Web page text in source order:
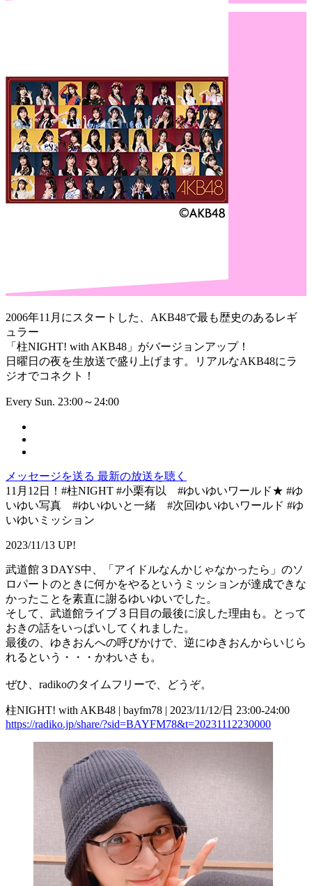
2006年11月にスタートした、AKB48で最も歴史のあるレギ
ュラー
「柱NIGHT! with AKB48」がバージョンアップ！
日曜日の夜を生放送で盛り上げます。リアルなAKB48にラ
ジオでコネクト！
Every Sun. 23:00～24:00
メッセージを送る 最新の放送を聴く
11月12日！#柱NIGHT #小栗有以 #ゆいゆいワールド★ #ゆ
いゆい写真 #ゆいゆいと一緒 #次回ゆいゆいワールド #ゆ
いゆいミッション
2023/11/13 UP!
武道館３DAYS中、「アイドルなんかじゃなかったら」のソ
ロパートのときに何かをやるというミッションが達成できな
かったことを素直に謝るゆいゆいでした。
そして、武道館ライブ３日目の最後に涙した理由も。とって
おきの話をいっぱいしてくれました。
最後の、ゆきおんへの呼びかけで、逆にゆきおんからいじら
れるという・・・かわいさも。
ぜひ、radikoのタイムフリーで、どうぞ。
柱NIGHT! with AKB48 | bayfm78 | 2023/11/12/日 23:00-24:00
https://radiko.jp/share/?sid=BAYFM78&t=20231112230000